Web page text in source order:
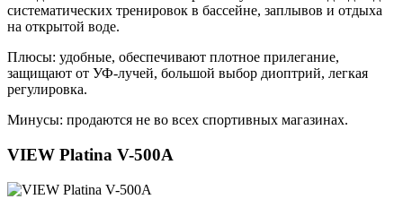
систематических тренировок в бассейне, заплывов и отдыха
на открытой воде.
Плюсы: удобные, обеспечивают плотное прилегание,
защищают от УФ-лучей, большой выбор диоптрий, легкая
регулировка.
Минусы: продаются не во всех спортивных магазинах.
VIEW Platina V-500A